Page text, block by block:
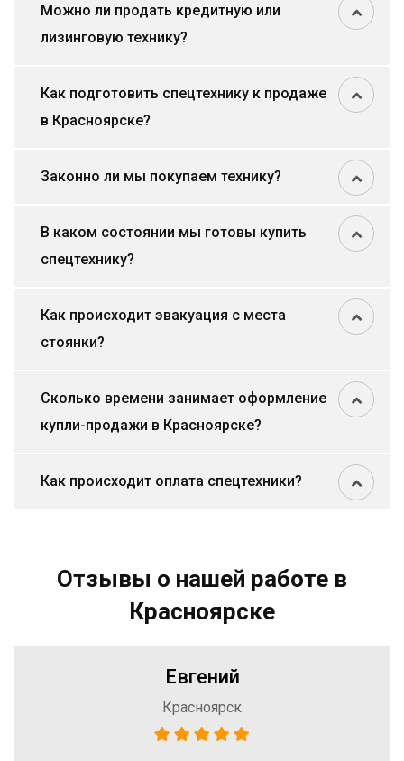
Можно ли продать кредитную или
лизинговую технику?
Как подготовить спецтехнику к продаже
в Красноярске?
Законно ли мы покупаем технику?
В каком состоянии мы готовы купить
спецтехнику?
Как происходит эвакуация с места
стоянки?
Сколько времени занимает оформление
купли-продажи в Красноярске?
Как происходит оплата спецтехники?
Отзывы о нашей работе в
Красноярске
Евгений
Красноярск